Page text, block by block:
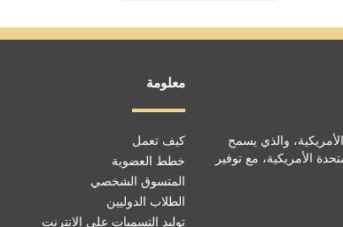
الأمريكية، والذي يسمح
الأمريكية، مع توفير
معلومة
كيف تعمل
خطط العضوية
المتسوق الشخصي
الطلاب الدوليين
توليد التسميات على الانترنت